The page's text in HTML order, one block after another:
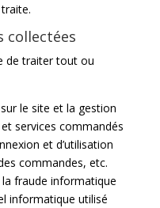
collectées
de traiter tout ou
le site et la gestion
services commandés
et d’utilisation
commandes, etc.
fraude informatique
informatique utilisé